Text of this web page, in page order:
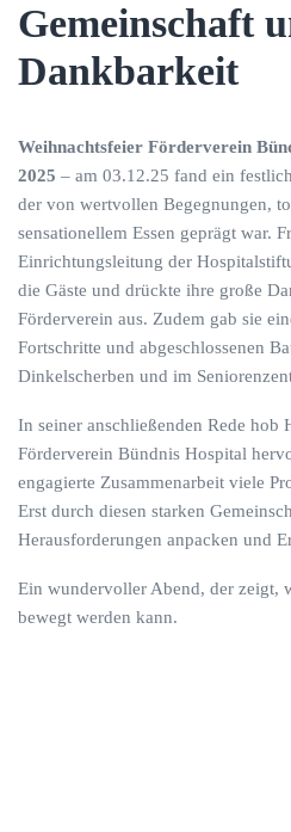
Gemeinschaft
Dankbarkeit
Weihnachtsfeier Förderverein
2025 – am 03.12.25 fand ein
der von wertvollen Begegnungen,
sensationellem Essen geprägt war.
Einrichtungsleitung der
die Gäste und drückte ihre große
Förderverein aus. Zudem gab sie
Fortschritte und abgeschlossenen
Dinkelscherben und im
In seiner anschließenden Rede hob
Förderverein Bündnis Hospital
engagierte Zusammenarbeit viele
Erst durch diesen starken
Herausforderungen anpacken und
Ein wundervoller Abend, der zeigt,
bewegt werden kann.